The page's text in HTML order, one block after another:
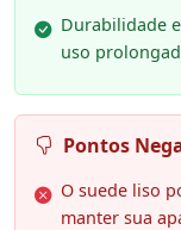
Durabilidade
uso
Pontos
O suede liso
manter sua